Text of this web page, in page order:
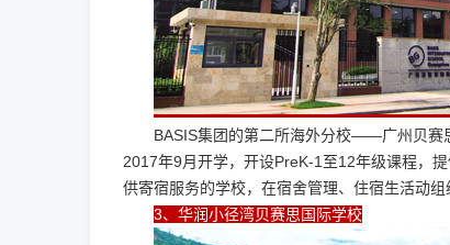
BASIS集团的第二所海外分校——广州贝赛
2017年9月开学，开设PreK-1至12年级课程，
供寄宿服务的学校，在宿舍管理、住宿生活动组
3、华润小径湾贝赛思国际学校